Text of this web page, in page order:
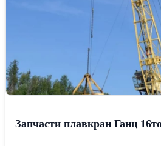
электродвигателеюм мап,и
т.д звоните спрашиваете.
Запчасти плавкран Ганц